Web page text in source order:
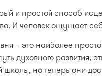
и простой способ
И человек ощущает
– это наиболее
духовного развития,
но теперь они